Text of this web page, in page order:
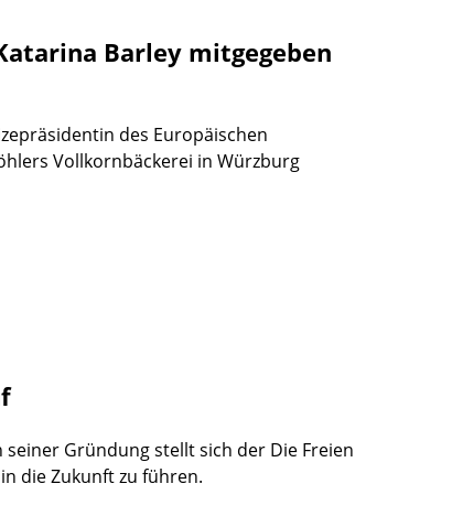
Barley mitgegeben
des Europäischen
Vollkornbäckerei in Würzburg
Gründung stellt sich der Die Freien
die Zukunft zu führen.